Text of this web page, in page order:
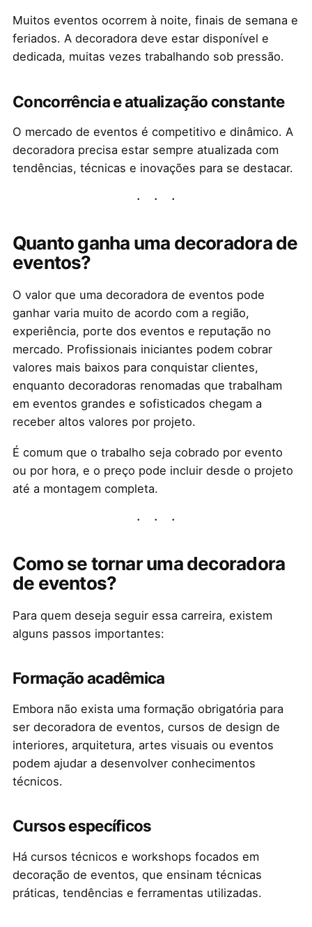
Muitos eventos ocorrem à noite, finais de semana e
feriados. A decoradora deve estar disponível e
dedicada, muitas vezes trabalhando sob pressão.
Concorrência e atualização constante
O mercado de eventos é competitivo e dinâmico. A
decoradora precisa estar sempre atualizada com
tendências, técnicas e inovações para se destacar.
Quanto ganha uma decoradora de
eventos?
O valor que uma decoradora de eventos pode
ganhar varia muito de acordo com a região,
experiência, porte dos eventos e reputação no
mercado. Profissionais iniciantes podem cobrar
valores mais baixos para conquistar clientes,
enquanto decoradoras renomadas que trabalham
em eventos grandes e sofisticados chegam a
receber altos valores por projeto.
É comum que o trabalho seja cobrado por evento
ou por hora, e o preço pode incluir desde o projeto
até a montagem completa.
Como se tornar uma decoradora
de eventos?
Para quem deseja seguir essa carreira, existem
alguns passos importantes:
Formação acadêmica
Embora não exista uma formação obrigatória para
ser decoradora de eventos, cursos de design de
interiores, arquitetura, artes visuais ou eventos
podem ajudar a desenvolver conhecimentos
técnicos.
Cursos específicos
Há cursos técnicos e workshops focados em
decoração de eventos, que ensinam técnicas
práticas, tendências e ferramentas utilizadas.